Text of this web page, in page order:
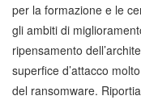
per la formazione e le
gli ambiti di
ripensamento
superfice d’attacco
del ransomware.